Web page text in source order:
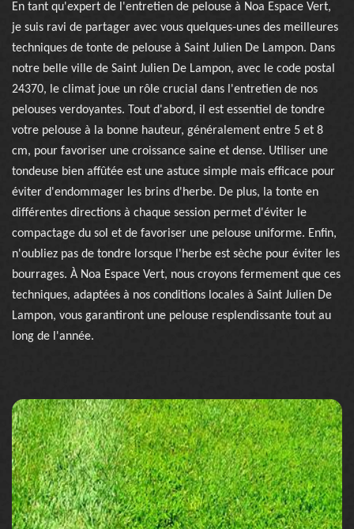
En tant qu'expert de l'entretien de pelouse à Noa Espace Vert,
je suis ravi de partager avec vous quelques-unes des meilleures
techniques de tonte de pelouse à Saint Julien De Lampon. Dans
notre belle ville de Saint Julien De Lampon, avec le code postal
24370, le climat joue un rôle crucial dans l'entretien de nos
pelouses verdoyantes. Tout d'abord, il est essentiel de tondre
votre pelouse à la bonne hauteur, généralement entre 5 et 8
cm, pour favoriser une croissance saine et dense. Utiliser une
tondeuse bien affûtée est une astuce simple mais efficace pour
éviter d'endommager les brins d'herbe. De plus, la tonte en
différentes directions à chaque session permet d'éviter le
compactage du sol et de favoriser une pelouse uniforme. Enfin,
n'oubliez pas de tondre lorsque l'herbe est sèche pour éviter les
bourrages. À Noa Espace Vert, nous croyons fermement que ces
techniques, adaptées à nos conditions locales à Saint Julien De
Lampon, vous garantiront une pelouse resplendissante tout au
long de l'année.